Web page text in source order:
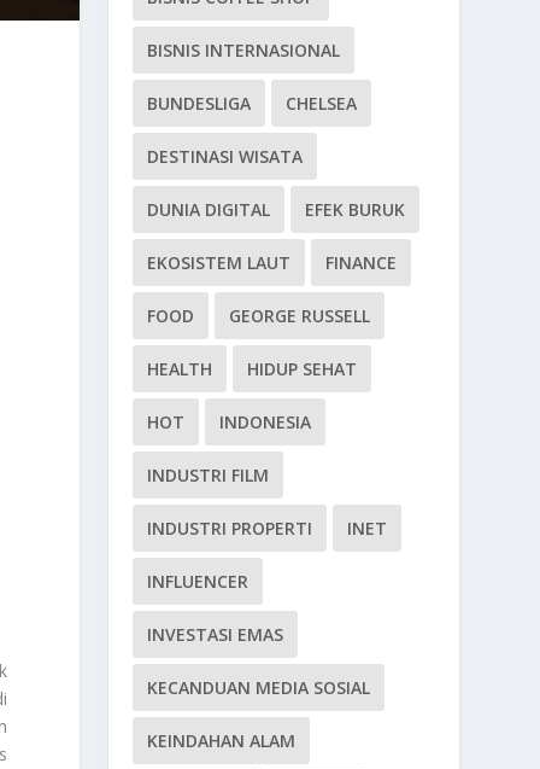
BISNIS INTERNASIONAL
BUNDESLIGA CHELSEA
DESTINASI WISATA
DUNIA DIGITAL EFEK BURUK
EKOSISTEM LAUT FINANCE
FOOD GEORGE RUSSELL
HEALTH HIDUP SEHAT
HOT INDONESIA
INDUSTRI FILM
INDUSTRI PROPERTI INET
INFLUENCER
INVESTASI EMAS
KECANDUAN MEDIA SOSIAL
KEINDAHAN ALAM